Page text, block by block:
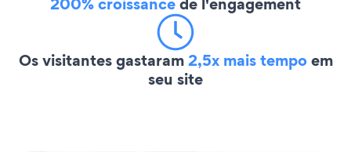
Os visitantes gastaram2,5x mais tempoem
seu site